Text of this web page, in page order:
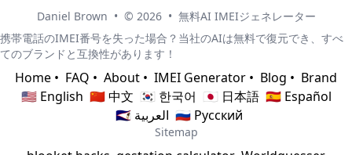
Daniel Brown • © 2026 • 無料AI IMEIジェネレーター
携帯電話のIMEI番号を失った場合？当社のAIは無料で復元でき、すべ
てのブランドと互換性があります！
Home • FAQ • About • IMEI Generator • Blog • Brand
🇺🇸 English 🇨🇳 中文 🇰🇷 한국어 🇯🇵 日本語 🇪🇸 Español
🇸🇦 العربية 🇷🇺 Русский
Sitemap